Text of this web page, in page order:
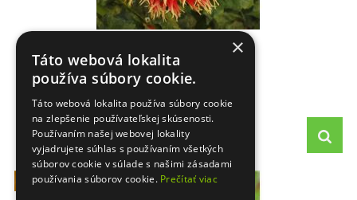
Dahlia - Show´n´ Tell
3,69 €
×
Táto webová lokalita
používa súbory cookie.
Táto webová lokalita používa súbory cookie
na zlepšenie používateľskej skúsenosti.
Používaním našej webovej lokality
vyjadrujete súhlas s používaním všetkých
súborov cookie v súlade s našimi zásadami
používania súborov cookie. Prečítať viac